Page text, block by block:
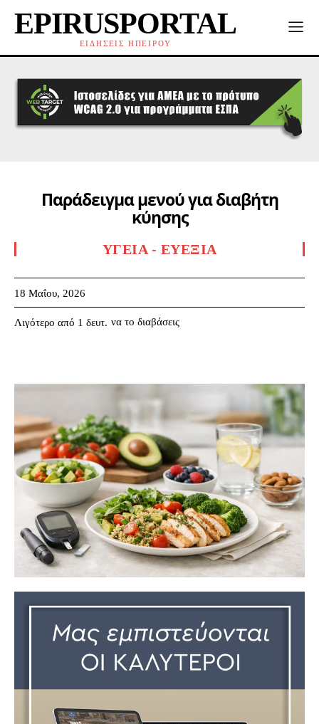
EPIRUSPORTAL
ΕΙΔΗΣΕΙΣ ΗΠΕΙΡΟΥ
Παράδειγμα μενού για διαβήτη
κύησης
ΥΓΕΊΑ - ΕΥΕΞΊΑ
18 Μαΐου, 2026
Λιγότερο από 1 δευτ. να το διαβάσεις